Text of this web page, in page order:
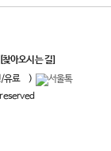
[찾아오시는 길]
유료
)